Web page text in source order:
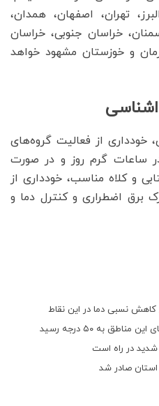
تهران، اصفهان، همدان،
خراسان جنوبی، خراسان
و خوزستان مشهود خواهد
خودداری از فعالیت گروه‌های
ساعات گرم روز و در صورت
و کلاه مناسب، خودداری از
برق اضطراری و کنترل دما و
به ۵۰ درجه رسید
استان صادر شد